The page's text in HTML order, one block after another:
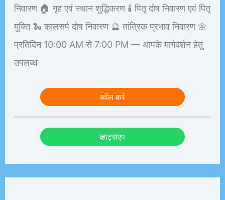
निवारण 🏠 गृह एवं स्थान शुद्धिकरण 🕯️ पितृ दोष निवारण एवं पितृ
मुक्ति 🐍 कालसर्प दोष निवारण 🔮 तांत्रिक प्रभाव निवारण 🌼
प्रतिदिन 10:00 AM से 7:00 PM — आपके मार्गदर्शन हेतु
उपलब्ध
कॉल करें
व्हाट्सएप